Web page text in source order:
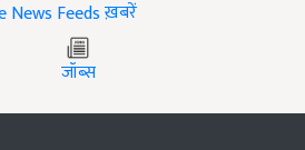
ख़बरें
जॉब्स